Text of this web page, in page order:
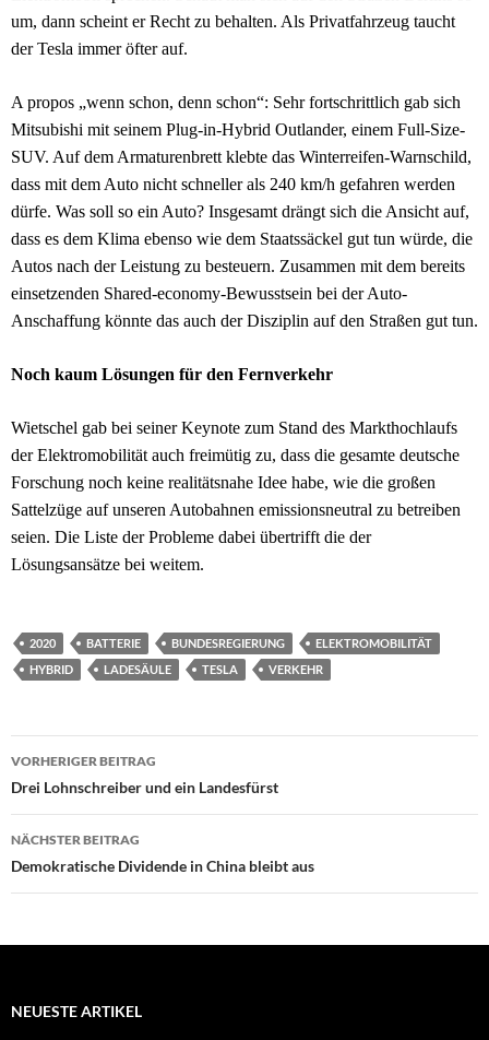
um, dann scheint er Recht zu behalten. Als Privatfahrzeug taucht
der Tesla immer öfter auf.
A propos „wenn schon, denn schon“: Sehr fortschrittlich gab sich
Mitsubishi mit seinem Plug-in-Hybrid Outlander, einem Full-Size-
SUV. Auf dem Armaturenbrett klebte das Winterreifen-Warnschild,
dass mit dem Auto nicht schneller als 240 km/h gefahren werden
dürfe. Was soll so ein Auto? Insgesamt drängt sich die Ansicht auf,
dass es dem Klima ebenso wie dem Staatssäckel gut tun würde, die
Autos nach der Leistung zu besteuern. Zusammen mit dem bereits
einsetzenden Shared-economy-Bewusstsein bei der Auto-
Anschaffung könnte das auch der Disziplin auf den Straßen gut tun.
Noch kaum Lösungen für den Fernverkehr
Wietschel gab bei seiner Keynote zum Stand des Markthochlaufs
der Elektromobilität auch freimütig zu, dass die gesamte deutsche
Forschung noch keine realitätsnahe Idee habe, wie die großen
Sattelzüge auf unseren Autobahnen emissionsneutral zu betreiben
seien. Die Liste der Probleme dabei übertrifft die der
Lösungsansätze bei weitem.
2020 BATTERIE BUNDESREGIERUNG
ELEKTROMOBILITÄT
HYBRID
LADESÄULE TESLA VERKEHR
Beitragsnavigation
VORHERIGER BEITRAG
Drei Lohnschreiber und ein Landesfürst
NÄCHSTER BEITRAG
Demokratische Dividende in China bleibt aus
NEUESTE ARTIKEL